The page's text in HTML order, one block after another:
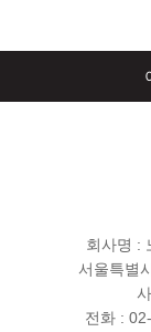
회사명 :
서울특별
전화 :